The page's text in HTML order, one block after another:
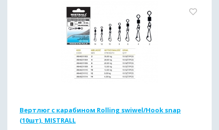
Вертлюг с карабином Rolling swiwel/Hook snap
(10шт), MISTRALL